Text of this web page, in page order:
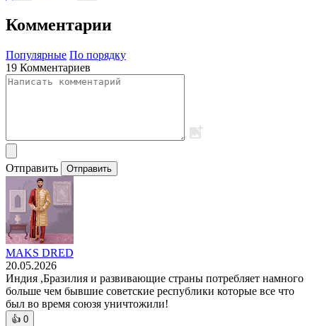
Комментарии
Популярные По порядку
19 Комментариев
Отправить Отправить
MAKS DRED
20.05.2026
Индия ,Бразилия и развивающие страны потребляет намного
больше чем бывшие советские республики которые все что
был во время союзя уничтожили!
👍 0